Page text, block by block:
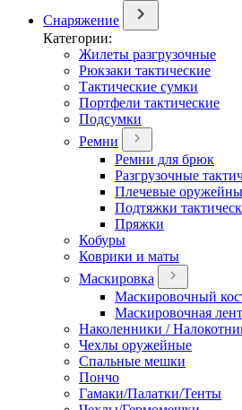
Снаряжение
Категории:
Жилеты разгрузочные
Рюкзаки тактические
Тактические сумки
Портфели тактические
Подсумки
Ремни
Ремни для брюк
Разгрузочные
Плечевые
Подтяжки
Пряжки
Кобуры
Коврики и маты
Маскировка
Маскировочный
Маскировочная
Наколенники /
Чехлы оружейные
Спальные мешки
Пончо
Гамаки/Палатки/Тенты